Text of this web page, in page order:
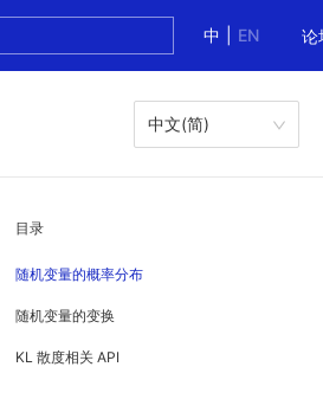
中
EN 论
中文(简)
目录
随机变量的概率分布
随机变量的变换
KL 散度相关 API